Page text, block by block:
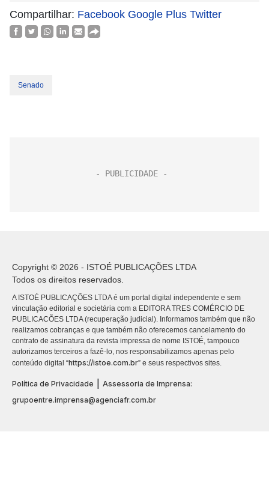
Compartilhar: Facebook Google Plus Twitter
Senado
Copyright © 2026 - ISTOÉ PUBLICAÇÕES LTDA
Todos os direitos reservados.
A ISTOÉ PUBLICAÇÕES LTDA é um portal digital independente e sem
vinculação editorial e societária com a EDITORA TRES COMÉRCIO DE
PUBLICACÕES LTDA (recuperação judicial). Informamos também que não
realizamos cobranças e que também não oferecemos cancelamento do
contrato de assinatura da revista impressa de nome ISTOÉ, tampouco
autorizamos terceiros a fazê-lo, nos responsabilizamos apenas pelo
conteúdo digital “https://istoe.com.br” e seus respectivos sites.
Política de Privacidade
Assessoria de Imprensa:
grupoentre.imprensa@agenciafr.com.br